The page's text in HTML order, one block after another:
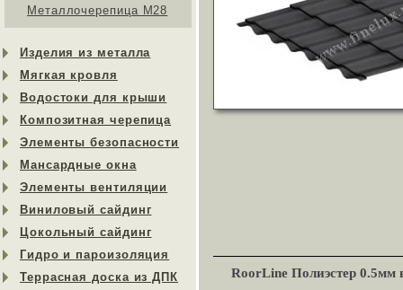
Металлочерепица М28
Изделия из металла
Мягкая кровля
Водостоки для крыши
Композитная черепица
Элементы безопасности
Мансардные окна
Элементы вентиляции
Виниловый сайдинг
Цокольный сайдинг
Гидро и пароизоляция
Террасная доска из ДПК
RoorLine Полиэстер 0.5мм